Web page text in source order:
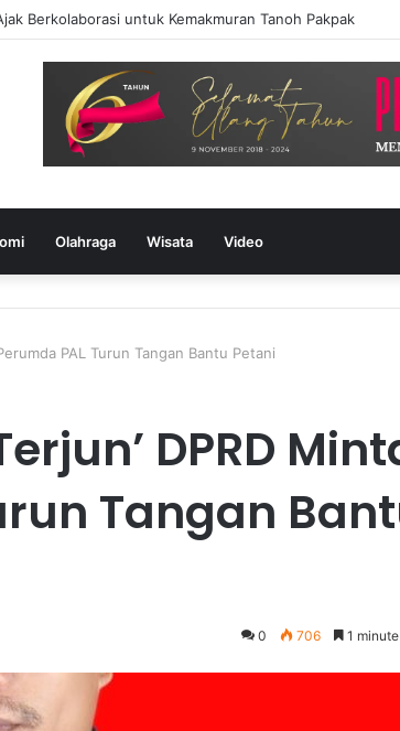
Berkolaborasi untuk Kemakmuran Tanoh Pakpak
Olahraga Wisata Video
PAL Turun Tangan Bantu Petani
DPRD
Tangan
0 706 1